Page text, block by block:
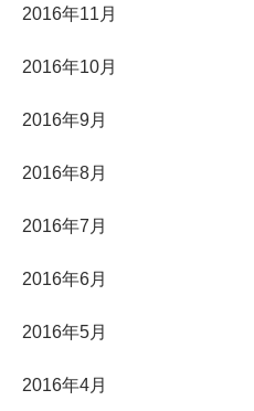
2016年11月
2016年10月
2016年9月
2016年8月
2016年7月
2016年6月
2016年5月
2016年4月